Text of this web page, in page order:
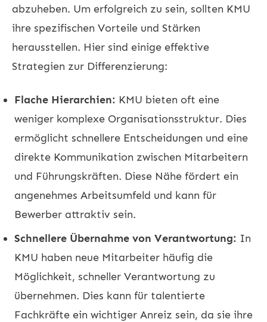
abzuheben. Um erfolgreich zu sein, sollten KMU
ihre spezifischen Vorteile und Stärken
herausstellen. Hier sind einige effektive
Strategien zur Differenzierung:
Flache Hierarchien: KMU bieten oft eine
weniger komplexe Organisationsstruktur. Dies
ermöglicht schnellere Entscheidungen und eine
direkte Kommunikation zwischen Mitarbeitern
und Führungskräften. Diese Nähe fördert ein
angenehmes Arbeitsumfeld und kann für
Bewerber attraktiv sein.
Schnellere Übernahme von Verantwortung: In
KMU haben neue Mitarbeiter häufig die
Möglichkeit, schneller Verantwortung zu
übernehmen. Dies kann für talentierte
Fachkräfte ein wichtiger Anreiz sein, da sie ihre